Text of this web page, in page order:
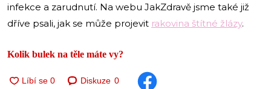
infekce a zarudnutí. Na webu JakZdravě jsme také již
dříve psali, jak se může projevit rakovina štítné žlázy.
Kolik bulek na těle máte vy?
Diskuze 0